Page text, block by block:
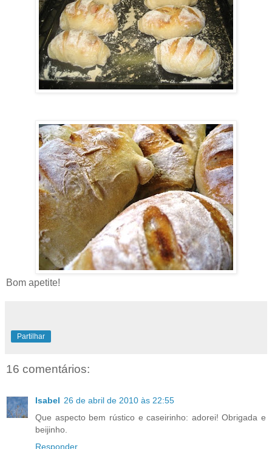
Bom apetite!
Partilhar
16 comentários:
Isabel 26 de abril de 2010 às 22:55
Que aspecto bem rústico e caseirinho: adorei! Obrigada e
beijinho.
Responder